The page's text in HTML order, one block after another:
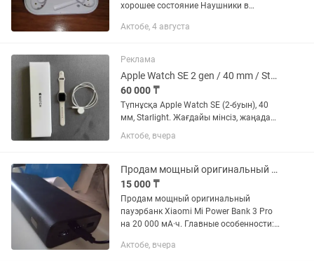
хорошее состояние Наушники в
Актобе, 4 августа
Реклама
Apple Watch SE 2 gen / 40 mm / Starlight
60 000 ₸
Түпнұсқа Apple Watch SE (2-буын), 40
мм, Starlight. Жағдайы мінсіз, жаңадай
сақталған. Ешқандай сызат, қажалу
немесе басқа сыртқы ақаулары жоқ.
істейді, ешқандай...
Актобе, вчера
Продам мощный оригинальный пауэрбанк Xiaomi Mi Power Bank 3 Pro на 20 000 м
15 000 ₸
Продам мощный оригинальный
пауэрбанк Xiaomi Mi Power Bank 3 Pro
на 20 000 мА·ч. Главные особенности:
заряжает не только смартфоны, но и
Актобе, вчера